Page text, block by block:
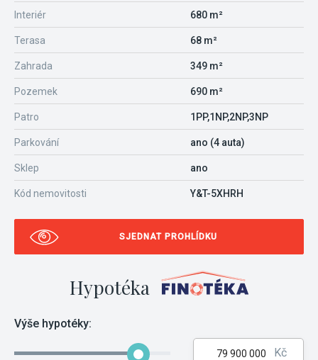
Interiér 680 m²
Terasa 68 m²
Zahrada 349 m²
Pozemek 690 m²
Patro 1PP,1NP,2NP,3NP
Parkování ano (4 auta)
Sklep ano
Kód nemovitosti Y&T-5XHRH
SJEDNAT PROHLÍDKU
Hypotéka
Výše hypotéky:
Kč